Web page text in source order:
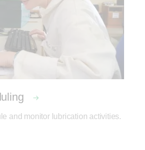
and monitor lubrication activities.